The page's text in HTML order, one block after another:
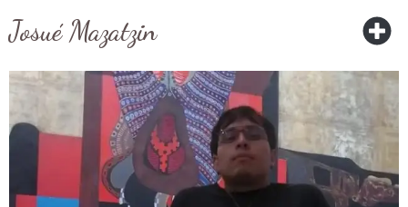
Josué Mazatzin